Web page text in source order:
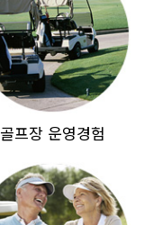
골프장 운영경험